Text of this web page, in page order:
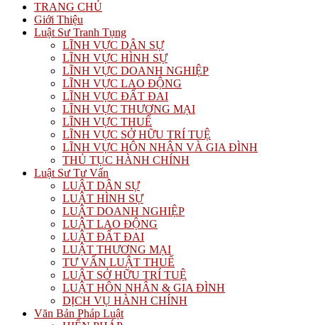
TRANG CHỦ
Giới Thiệu
Luật Sư Tranh Tụng
LĨNH VỰC DÂN SỰ
LĨNH VỰC HÌNH SỰ
LĨNH VỰC DOANH NGHIỆP
LĨNH VỰC LAO ĐỘNG
LĨNH VỰC ĐẤT ĐAI
LĨNH VỰC THƯƠNG MẠI
LĨNH VỰC THUẾ
LĨNH VỰC SỞ HỮU TRÍ TUỆ
LĨNH VỰC HÔN NHÂN VÀ GIA ĐÌNH
THỦ TỤC HÀNH CHÍNH
Luật Sư Tư Vấn
LUẬT DÂN SỰ
LUẬT HÌNH SỰ
LUẬT DOANH NGHIỆP
LUẬT LAO ĐỘNG
LUẬT ĐẤT ĐAI
LUẬT THƯƠNG MẠI
TƯ VẤN LUẬT THUẾ
LUẬT SỞ HỮU TRÍ TUỆ
LUẬT HÔN NHÂN & GIA ĐÌNH
DỊCH VỤ HÀNH CHÍNH
Văn Bản Pháp Luật